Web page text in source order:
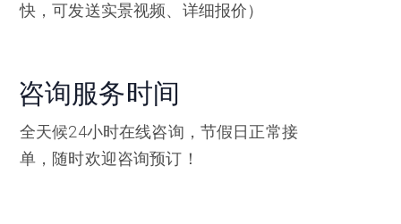
快，可发送实景视频、详细报价）
咨询服务时间
全天候24小时在线咨询，节假日正常接
单，随时欢迎咨询预订！